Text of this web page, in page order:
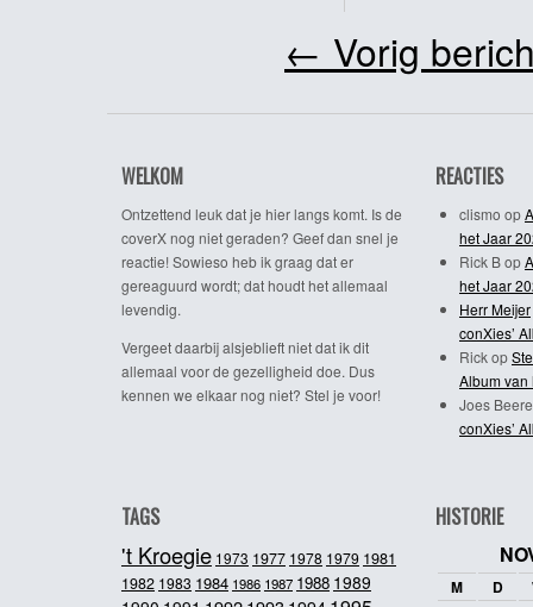
← Vorig
WELKOM
Ontzettend leuk dat je hier langs komt. Is de
coverX nog niet geraden? Geef dan snel je
reactie! Sowieso heb ik graag dat er
gereaguurd wordt; dat houdt het allemaal
levendig.
Vergeet daarbij alsjeblieft niet dat ik dit
allemaal voor de gezelligheid doe. Dus
kennen we elkaar nog niet? Stel je voor!
REACTIES
clismo op
het Jaar
Rick Bop
het Jaar
Herr Meijer
conXies’
Rickop
Album van
Joes
conXies’
TAGS
't Kroegie 1973 1977 1978 1979 1981
1982 1983 1984 1986 1987 1988 1989
HISTORIE
M D